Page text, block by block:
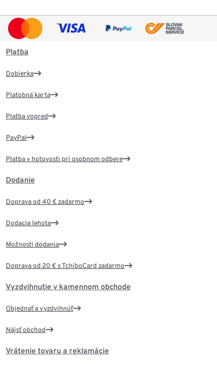
Platba
Dobierka
Platobná karta
Platba vopred
PayPal
Platba v hotovosti pri osobnom odbere
Dodanie
Doprava od 40 € zadarmo
Dodacia lehota
Možnosti dodania
Doprava od 20 € s TchiboCard zadarmo
Vyzdvihnutie v kamennom obchode
Objednať a vyzdvihnúť
Nájsť obchod
Vrátenie tovaru a reklamácie